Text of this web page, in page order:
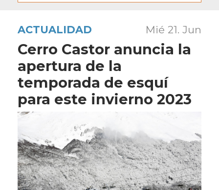
ACTUALIDAD Mié 21. Jun
Cerro Castor anuncia la
apertura de la
temporada de esquí
para este invierno 2023